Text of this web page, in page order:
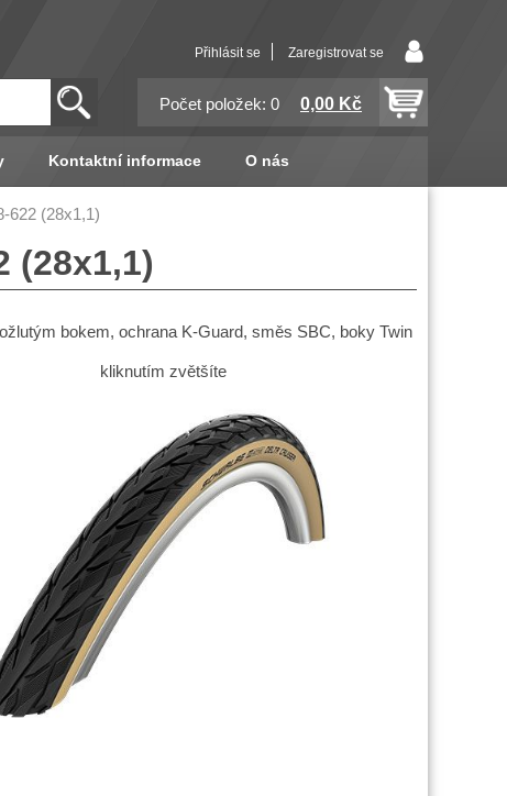
Přihlásit se Zaregistrovat se
Počet položek: 0 0,00 Kč
Kontaktní informace O nás
622 (28x1,1)
(28x1,1)
bokem, ochrana K-Guard, směs SBC, boky Twin
kliknutím zvětšíte